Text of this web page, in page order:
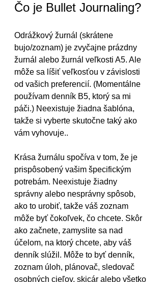
Čo je Bullet Journaling?
Odrážkový žurnál (skrátene
bujo/zoznam) je zvyčajne prázdny
žurnál alebo žurnál veľkosti A5. Ale
môže sa líšiť veľkosťou v závislosti
od vašich preferencií. (Momentálne
používam denník B5, ktorý sa mi
páči.) Neexistuje žiadna šablóna,
takže si vyberte skutočne taký ako
vám vyhovuje..
Krása žurnálu spočíva v tom, že je
prispôsobený vašim špecifickým
potrebám. Neexistuje žiadny
správny alebo nesprávny spôsob,
ako to urobiť, takže váš zoznam
môže byť čokoľvek, čo chcete. Skôr
ako začnete, zamyslite sa nad
účelom, na ktorý chcete, aby váš
denník slúžil. Môže to byť denník,
zoznam úloh, plánovač, sledovač
osobných cieľov, skicár alebo všetko